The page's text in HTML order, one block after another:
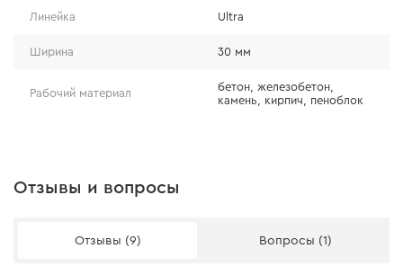
Линейка Ultra
Ширина 30 мм
Рабочий материал
бетон, железобетон,
камень, кирпич, пеноблок
Отзывы и вопросы
Отзывы (9) Вопросы (1)